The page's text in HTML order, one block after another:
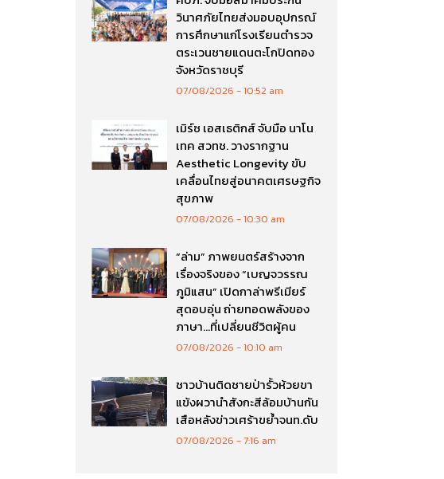
วินาศภัยไทยส่งมอบอุปกรณ์
การศึกษาแก่โรงเรียนตำรวจ
ตระเวนชายแดนตะโกปิดทอง
จังหวัดราชบุรี
07/08/2026 10:52 am
เมิร์ซ เอสเธติกส์ จับมือ นาโน
เทค สวทช. วางรากฐาน
Aesthetic Longevity ขับ
เคลื่อนไทยสู่อนาคตเศรษฐกิจ
สุขภาพ
07/08/2026 10:30 am
“ล่าม” ภาพยนตร์สร้างจาก
เรื่องจริงของ “เบญจวรรณ
ภูมิแสน” เปิดกาล่าพรีเมียร์
สุดอบอุ่น ถ่ายทอดพลังของ
ภาษา…ที่เปลี่ยนชีวิตผู้คน
07/08/2026 10:10 am
ชาวบ้านติดชายป่ารั้วห้วยขา
แข้งผวานำสังกะสีล้อมบ้านกัน
เสือหลังข่าวเศร้าขย้ำจนท.ดับ
07/08/2026 7:16 am